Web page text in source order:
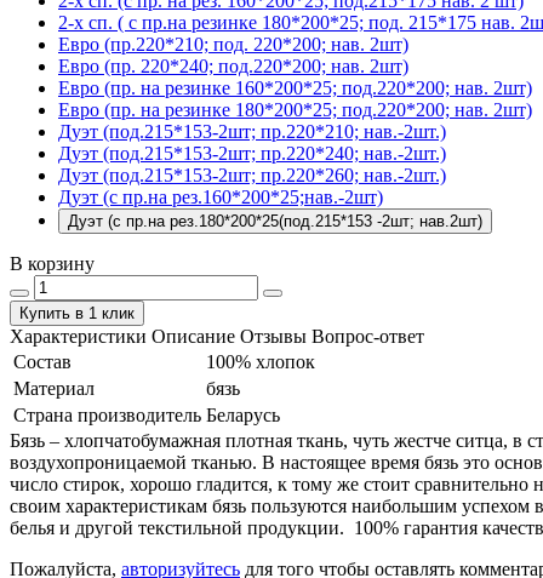
2-х сп. ( с пр.на резинке 180*200*25; под. 215*175 нав.
Евро (пр.220*210; под. 220*200; нав. 2шт)
Евро (пр. 220*240; под.220*200; нав. 2шт)
Евро (пр. на резинке 160*200*25; под.220*200; нав. 2шт)
Евро (пр. на резинке 180*200*25; под.220*200; нав. 2шт)
Дуэт (под.215*153-2шт; пр.220*210; нав.-2шт.)
Дуэт (под.215*153-2шт; пр.220*240; нав.-2шт.)
Дуэт (под.215*153-2шт; пр.220*260; нав.-2шт.)
Дуэт (с пр.на рез.160*200*25;нав.-2шт)
Дуэт (с пр.на рез.180*200*25(под.215*153 -2шт; нав.2шт)
В корзину
Купить в 1 клик
Характеристики Описание Отзывы Вопрос-ответ
Состав
100% хлопок
Материал
бязь
Страна производитель Беларусь
Бязь – хлопчатобумажная плотная ткань, чуть жестче ситца,
воздухопроницаемой тканью. В настоящее время бязь это
число стирок, хорошо гладится, к тому же стоит
своим характеристикам бязь пользуются наибольшим
белья и другой текстильной продукции. 100% гарантия
Пожалуйста, авторизуйтесь для того чтобы оставлять